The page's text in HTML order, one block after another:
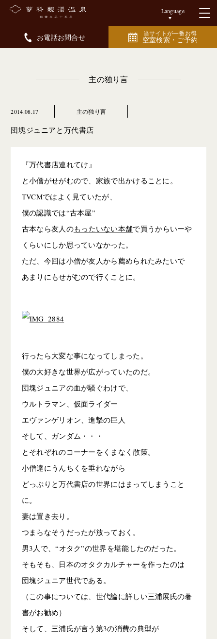
Language
お電話お問合せ 当サイトが一番お得
空室検索・ご予約
主の独り言
2014.08.17 主の独り言
団塊ジュニアと万代書店
『万代書店連れてけ』
と小僧がせがむので、家族で出かけることに。
TVCMではよく見ていたが、
僕の認識では“古本屋”
古本なら友人のもったいない本舗で買うからいーや
くらいにしか思っていなかった。
ただ、今回は小僧が友人から薦められたみたいで
あまりにもせがむので行くことに。
行ったら大変な事になってしまった。
僕の大好きな世界が広がっていたのだ。
団塊ジュニアの血が騒ぐわけで、
ウルトラマン、仮面ライダー
エヴァンゲリオン、進撃の巨人
そして、ガンダム・・・
とそれぞれのコーナーをくまなく散策。
小僧達にうんちくを垂れながら
どっぷりと万代書店の世界にはまってしまうこと
に。
妻は置き去り。
つまらなそうだったが放っておく。
男3人で、“オタク”の世界を堪能したのだった。
そもそも、日本のオタクカルチャーを作ったのは
団塊ジュニア世代である。
（この事については、世代論に詳しい三浦展氏の著
書がお勧め）
そして、三浦氏が言う第3の消費の典型が